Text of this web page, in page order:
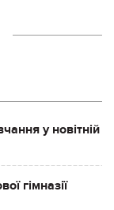
у новітній
гімназії